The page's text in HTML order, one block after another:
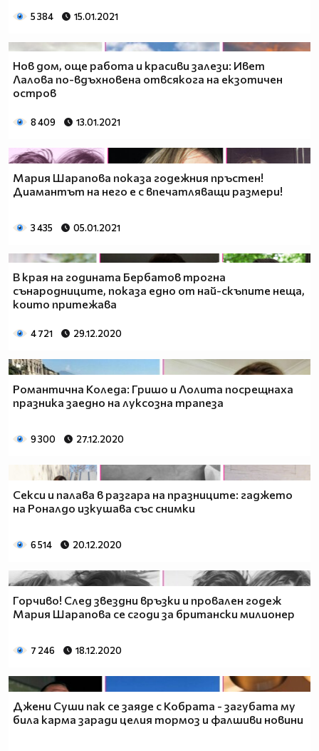
5 384 15.01.2021
Нов дом, още работа и красиви залези: Ивет
Лалова по-вдъхновена отвсякога на екзотичен
остров
8 409 13.01.2021
Мария Шарапова показа годежния пръстен!
Диамантът на него е с впечатляващи размери!
3 435 05.01.2021
В края на годината Бербатов трогна
сънародниците, показа едно от най-скъпите неща,
които притежава
4 721 29.12.2020
Романтична Коледа: Гришо и Лолита посрещнаха
празника заедно на луксозна трапеза
9 300 27.12.2020
Секси и палава в разгара на празниците: гаджето
на Роналдо изкушава със снимки
6 514 20.12.2020
Горчиво! След звездни връзки и провален годеж
Мария Шарапова се сгоди за британски милионер
7 246 18.12.2020
Джени Суши пак се заяде с Кобрата - загубата му
била карма заради целия тормоз и фалшиви новини